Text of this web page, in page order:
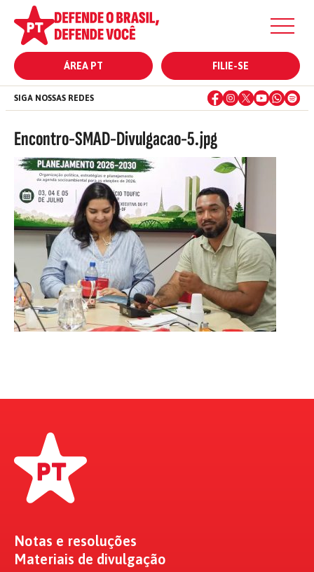
ÁREA PT FILIE-SE
SIGA NOSSAS REDES
Encontro-SMAD-Divulgacao-5.jpg
Notas e resoluções
Materiais de divulgação